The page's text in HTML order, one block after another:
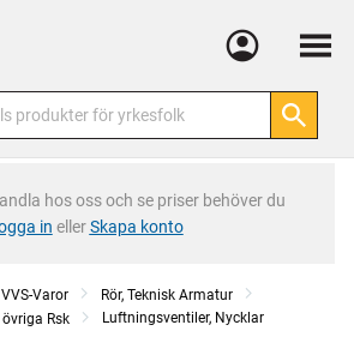
Meny
hos oss och se priser behöver du
in ellerSkapa konto
VVS-Varor
Rör, Teknisk Armatur
Rsk
Luftningsventiler, Nycklar